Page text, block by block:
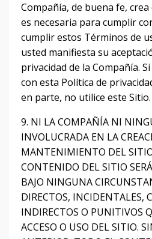
Compañía, de buena fe,
es necesaria para cumplir
cumplir estos Términos de
usted manifiesta su
privacidad de la Compañía.
con esta Política de
en parte, no utilice este Sitio.
9. NI LA ​​COMPAÑÍA NI
INVOLUCRADA EN LA
MANTENIMIENTO DEL
CONTENIDO DEL SITIO
BAJO NINGUNA
DIRECTOS, INCIDENTALES,
INDIRECTOS O PUNITIVOS
ACCESO O USO DEL SITIO.